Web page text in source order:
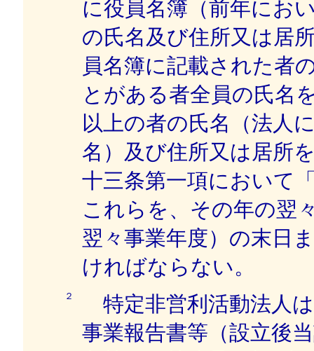
に役員名簿（前年にお
の氏名及び住所又は居
員名簿に記載された者
とがある者全員の氏名
以上の者の氏名（法人
名）及び住所又は居所
十三条第一項において
これらを、その年の翌
翌々事業年度）の末日
ければならない。
２
特定非営利活動法人
事業報告書等（設立後